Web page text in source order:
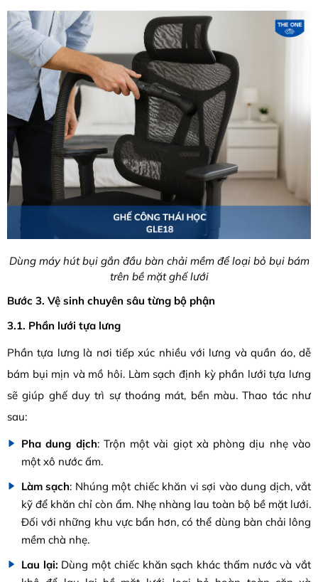
Dùng máy hút bụi gắn đầu bàn chải mềm để loại bỏ bụi bám
trên bề mặt ghế lưới
Bước 3. Vệ sinh chuyên sâu từng bộ phận
3.1. Phần lưới tựa lưng
Phần tựa lưng là nơi tiếp xúc nhiều với lưng và quần áo, dễ
bám bụi mịn và mồ hôi. Làm sạch định kỳ phần lưới tựa lưng
sẽ giúp ghế duy trì sự thoáng mát, bền màu. Thao tác như
sau:
Pha dung dịch: Trộn một vài giọt xà phòng dịu nhẹ vào
một xô nước ấm.
Làm sạch: Nhúng một chiếc khăn vi sợi vào dung dịch, vắt
kỹ để khăn chỉ còn ẩm. Nhẹ nhàng lau toàn bộ bề mặt lưới.
Đối với những khu vực bẩn hơn, có thể dùng bàn chải lông
mềm chà nhẹ.
Lau lại: Dùng một chiếc khăn sạch khác thấm nước và vắt